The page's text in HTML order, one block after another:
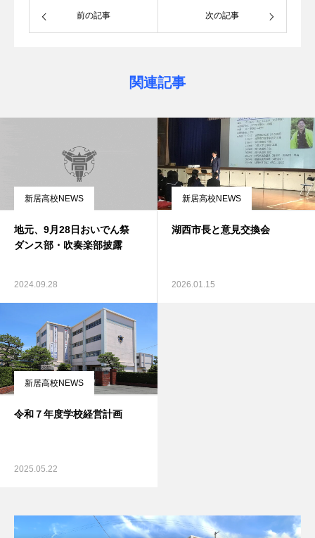
前の記事 次の記事
関連記事
新居高校NEWS
地元、9月28日おいでん祭
ダンス部・吹奏楽部披露
2024.09.28
新居高校NEWS
湖西市長と意見交換会
2026.01.15
新居高校NEWS
令和７年度学校経営計画
2025.05.22